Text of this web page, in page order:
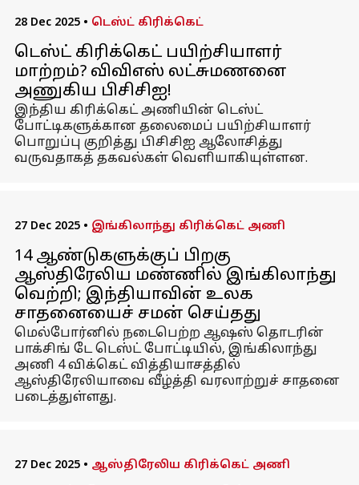
28 Dec 2025 • டெஸ்ட் கிரிக்கெட்
டெஸ்ட் கிரிக்கெட் பயிற்சியாளர்
மாற்றம்? விவிஎஸ் லட்சுமணனை
அணுகிய பிசிசிஐ!
இந்திய கிரிக்கெட் அணியின் டெஸ்ட்
போட்டிகளுக்கான தலைமைப் பயிற்சியாளர்
பொறுப்பு குறித்து பிசிசிஐ ஆலோசித்து
வருவதாகத் தகவல்கள் வெளியாகியுள்ளன.
27 Dec 2025 • இங்கிலாந்து கிரிக்கெட் அணி
14 ஆண்டுகளுக்குப் பிறகு
ஆஸ்திரேலிய மண்ணில் இங்கிலாந்து
வெற்றி; இந்தியாவின் உலக
சாதனையைச் சமன் செய்தது
மெல்போர்னில் நடைபெற்ற ஆஷஸ் தொடரின்
பாக்சிங் டே டெஸ்ட் போட்டியில், இங்கிலாந்து
அணி 4 விக்கெட் வித்தியாசத்தில்
ஆஸ்திரேலியாவை வீழ்த்தி வரலாற்றுச் சாதனை
படைத்துள்ளது.
27 Dec 2025 • ஆஸ்திரேலிய கிரிக்கெட் அணி